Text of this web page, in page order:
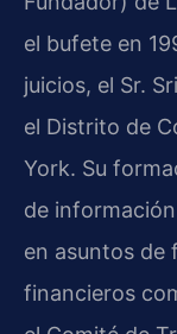
el bufete en
juicios, el Sr.
el Distrito de
York. Su
de
en asuntos de
financieros